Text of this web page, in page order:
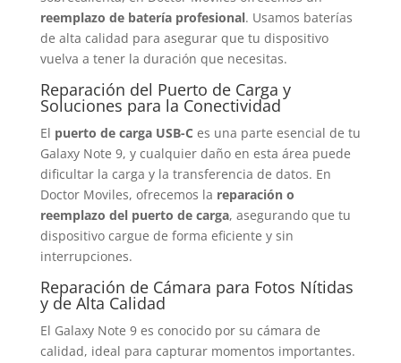
reemplazo de batería profesional. Usamos baterías
de alta calidad para asegurar que tu dispositivo
vuelva a tener la duración que necesitas.
Reparación del Puerto de Carga y
Soluciones para la Conectividad
El puerto de carga USB-C es una parte esencial de tu
Galaxy Note 9, y cualquier daño en esta área puede
dificultar la carga y la transferencia de datos. En
Doctor Moviles, ofrecemos la reparación o
reemplazo del puerto de carga, asegurando que tu
dispositivo cargue de forma eficiente y sin
interrupciones.
Reparación de Cámara para Fotos Nítidas
y de Alta Calidad
El Galaxy Note 9 es conocido por su cámara de
calidad, ideal para capturar momentos importantes.